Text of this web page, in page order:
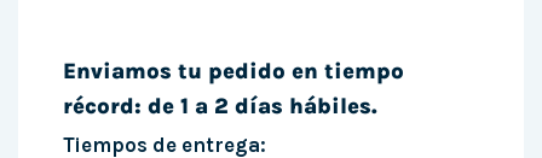
Enviamos tu pedido en tiempo
récord: de 1 a 2 días hábiles.
Tiempos de entrega: